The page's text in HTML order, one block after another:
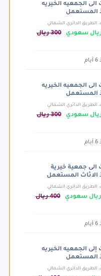
الى الجمعيه الخيريه
المستعمل
الطريق الدائري الشمالي
الرياض السعودية
300 ريال
الى الجمعيه الخيريه
المستعمل
الطريق الدائري الشمالي
الرياض السعودية
300 ريال
الى جمعية خيرية
الاثاث المستعمل
الطريق الدائري الشمالي
الرياض السعودية
400 ريال
إلى الجمعيه الخيريه
المستعمل
الطريق الدائري الشمالي
الرياض السعودية